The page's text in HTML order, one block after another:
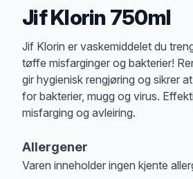
Jif Klorin 750ml
Produktbeskrivelse
Jif Klorin er vaskemiddelet du
tøffe misfarginger og bakterier!
gir hygienisk rengjøring og sikrer
for bakterier, mugg og virus.
misfarging og avleiring.
Allergener
Varen inneholder ingen kjente